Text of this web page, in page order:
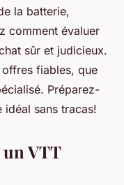
la batterie,
comment évaluer
sûr et judicieux.
fiables, que
Préparez-
idéal sans tracas!
VTT